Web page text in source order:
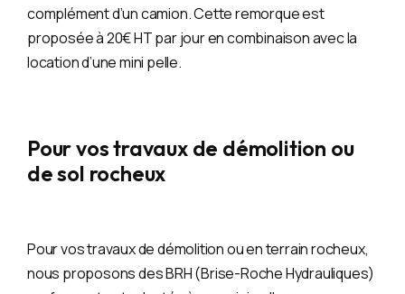
complément d’un camion. Cette remorque est
proposée à 20€ HT par jour en combinaison avec la
location d’une mini pelle.
Pour vos travaux de démolition ou
de sol rocheux
Pour vos travaux de démolition ou en terrain rocheux,
nous proposons des BRH (Brise-Roche Hydrauliques)